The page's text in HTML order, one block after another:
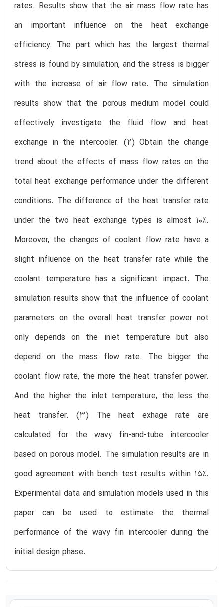
rates. Results show that the air mass flow rate has
an important influence on the heat exchange
efficiency. The part which has the largest thermal
stress is found by simulation, and the stress is bigger
with the increase of air flow rate. The simulation
results show that the porous medium model could
effectively investigate the fluid flow and heat
exchange in the intercooler. (2) Obtain the change
trend about the effects of mass flow rates on the
total heat exchange performance under the different
conditions. The difference of the heat transfer rate
under the two heat exchange types is almost 10%.
Moreover, the changes of coolant flow rate have a
slight influence on the heat transfer rate while the
coolant temperature has a significant impact. The
simulation results show that the influence of coolant
parameters on the overall heat transfer power not
only depends on the inlet temperature but also
depend on the mass flow rate. The bigger the
coolant flow rate, the more the heat transfer power.
And the higher the inlet temperature, the less the
heat transfer. (3) The heat exhage rate are
calculated for the wavy fin-and-tube intercooler
based on porous model. The simulation results are in
good agreement with bench test results within 15%.
Experimental data and simulation models used in this
paper can be used to estimate the thermal
performance of the wavy fin intercooler during the
initial design phase.